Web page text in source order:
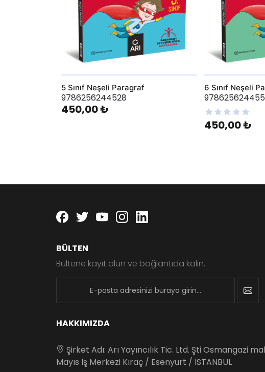
5 Sınıf Neşeli Paragraf
9786256244528
450,00 ₺
6 Sınıf Neşeli
450,00 ₺
Facebook
twitteryoutubeinstagram
BÜLTEN
Bültene kayıt olun ve bağlantıda kalın.
HAKKIMIZDA
Şirket Adı: Arı Yayıncılık Tic. Ltd. Şti Osmangazi
Mayıs İş Merkezi Kıraç / Esenyurt / İSTANBUL